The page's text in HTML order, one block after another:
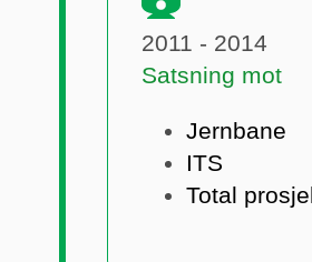
2011 - 2014
Satsning mot
Jernbane
ITS
Total